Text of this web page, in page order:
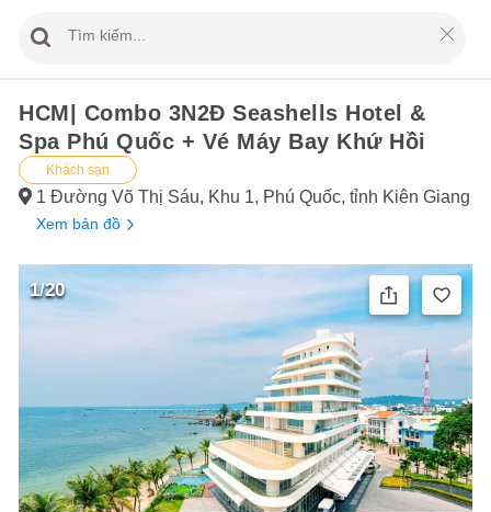
HCM| Combo 3N2Đ Seashells Hotel &
Spa Phú Quốc + Vé Máy Bay Khứ Hồi
Khách sạn
1 Đường Võ Thị Sáu, Khu 1, Phú Quốc, tỉnh Kiên Giang
Xem bản đồ
1/20